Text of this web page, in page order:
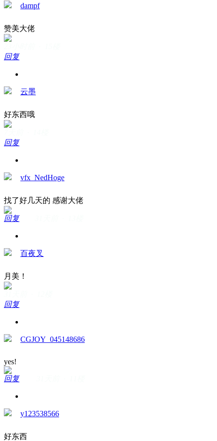
dampf
赞美大佬
回复
云墨
好东西哦
回复
vfx_NedHoge
找了好几天的 感谢大佬
回复
百夜叉
月美！
回复
CGJOY_045148686
yes!
回复
y123538566
好东西